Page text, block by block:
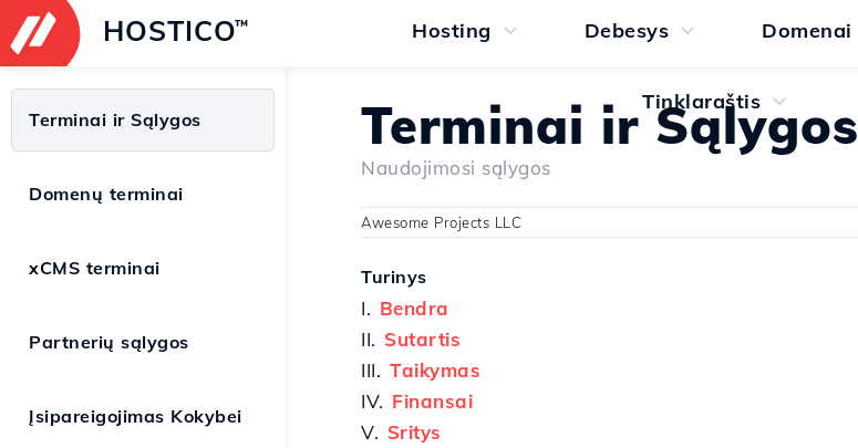
HOSTICO™ Hosting Debesys Domenai
Tinklaraštis
Terminai ir Sąlygos
Naudojimosi sąlygos
Awesome Projects LLC
Turinys
I. Bendra
II. Sutartis
III. Taikymas
IV. Finansai
V. Sritys
Terminai ir Sąlygos
Domenų terminai
xCMS terminai
Partnerių sąlygos
Įsipareigojimas Kokybei